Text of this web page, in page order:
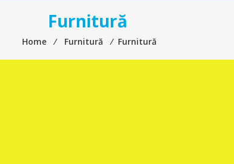
Furnitură
Home ⁄ Furnitură ⁄ Furnitură